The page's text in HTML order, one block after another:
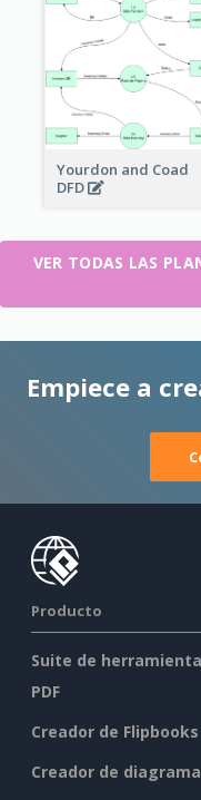
Yourdon and Coad
DFD
VER TODAS LAS
Empiece a
Producto
Suite de
PDF
Creador de Flipbooks
Creador de